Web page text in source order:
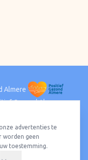
Almere
Gezond Almere
BuitenAlmere Poort
advertenties te
worden geen
toestemming.